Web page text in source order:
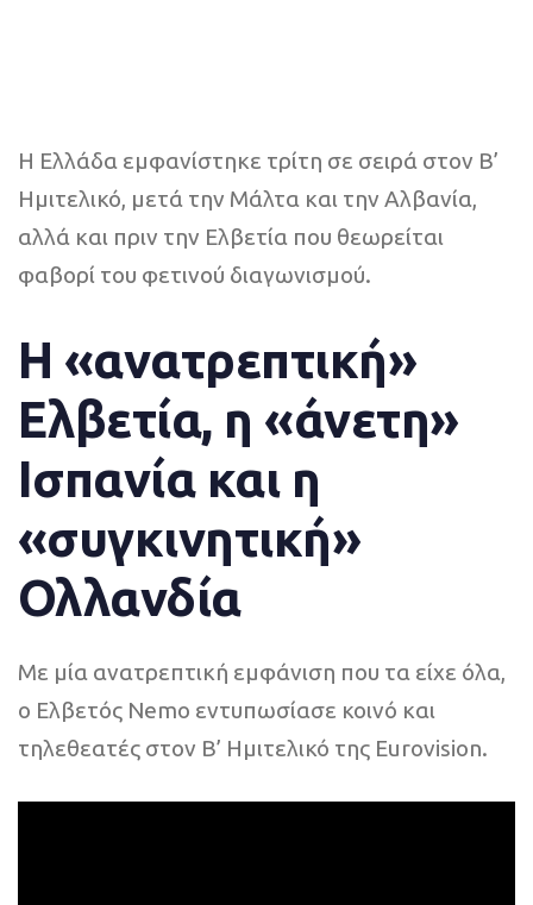
Η Ελλάδα εμφανίστηκε τρίτη σε σειρά στον Β’
Ημιτελικό, μετά την Μάλτα και την Αλβανία,
αλλά και πριν την Ελβετία που θεωρείται
φαβορί του φετινού διαγωνισμού.
Η «ανατρεπτική»
Ελβετία, η «άνετη»
Ισπανία και η
«συγκινητική»
Ολλανδία
Με μία ανατρεπτική εμφάνιση που τα είχε όλα,
ο Ελβετός Nemo εντυπωσίασε κοινό και
τηλεθεατές στον Β’ Ημιτελικό της Eurovision.